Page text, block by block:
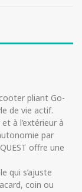
pliant Go-
de vie actif.
à l’extérieur à
par
offre une
qui s’ajuste
coin ou